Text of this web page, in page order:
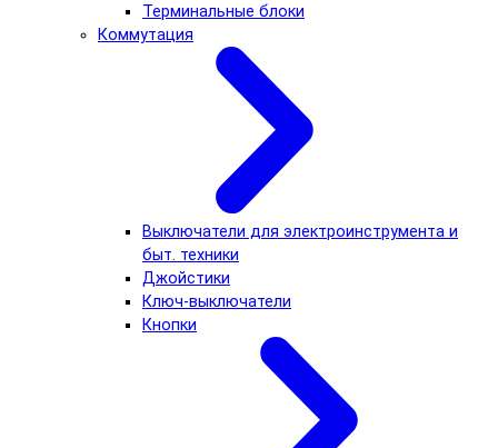
Терминальные блоки
Коммутация
Выключатели для электроинструмента и
быт. техники
Джойстики
Ключ-выключатели
Кнопки